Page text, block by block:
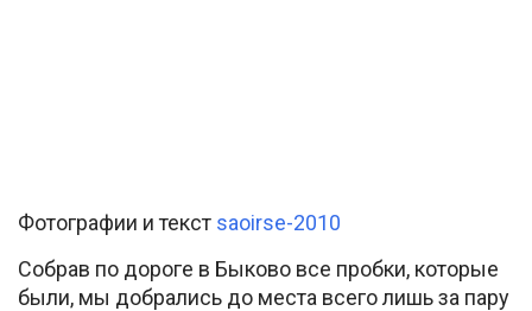
Фотографии и текст saoirse-2010
Собрав по дороге в Быково все пробки, которые
были, мы добрались до места всего лишь за пару